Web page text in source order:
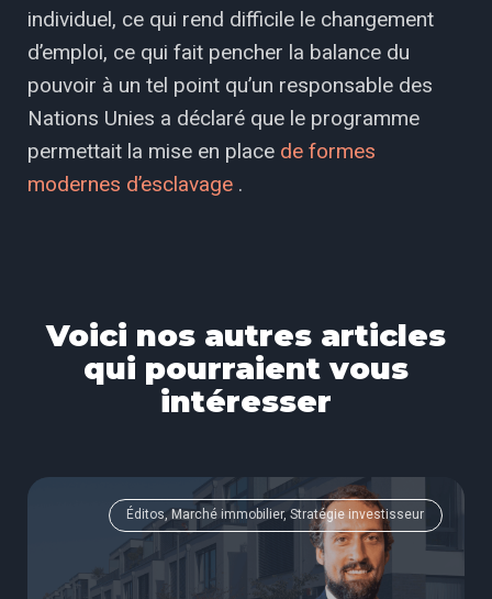
individuel, ce qui rend difficile le changement
d’emploi, ce qui fait pencher la balance du
pouvoir à un tel point qu’un responsable des
Nations Unies a déclaré que le programme
permettait la mise en place de formes
modernes d’esclavage .
Voici nos autres articles
qui pourraient vous
intéresser
Éditos, Marché immobilier, Stratégie investisseur